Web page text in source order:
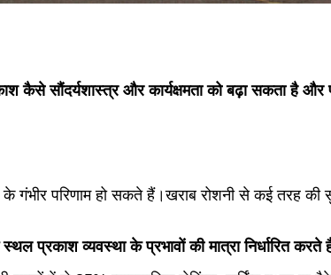
कैसे सौंदर्यशास्त्र और कार्यक्षमता को बढ़ा सकता है
गंभीर परिणाम हो सकते हैं।खराब रोशनी से कई तरह की
प्रकाश व्यवस्था के प्रभावों की मात्रा निर्धारित करते